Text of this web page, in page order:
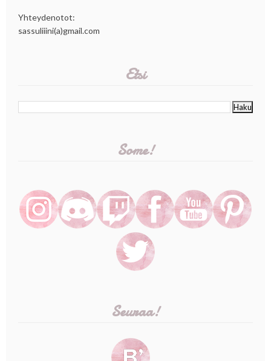
Yhteydenotot:
sassuliiini(a)gmail.com
Etsi
Some!
Seuraa!